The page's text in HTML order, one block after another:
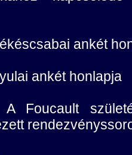
ankét
ankét honlapja
Foucault